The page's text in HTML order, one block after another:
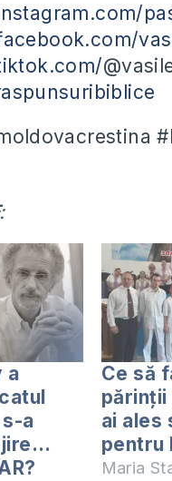
a
a
Ce să
părinții
ai ales
pentru
Maria